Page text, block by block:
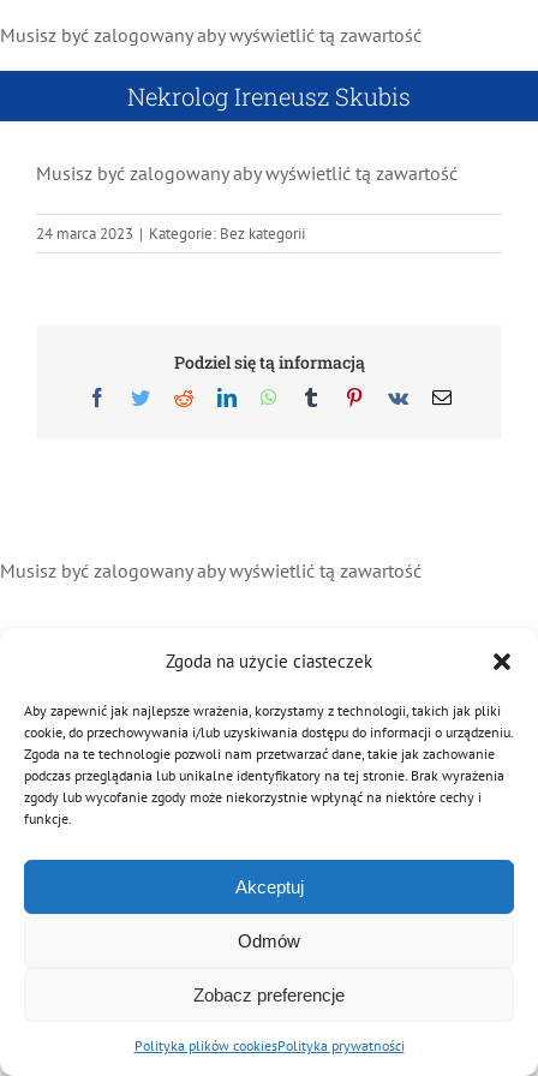
Zgoda na użycie ciasteczek
Aby zapewnić jak najlepsze wrażenia, korzystamy z technologii, takich jak pliki
cookie, do przechowywania i/lub uzyskiwania dostępu do informacji o urządzeniu.
Zgoda na te technologie pozwoli nam przetwarzać dane, takie jak zachowanie
podczas przeglądania lub unikalne identyfikatory na tej stronie. Brak wyrażenia
zgody lub wycofanie zgody może niekorzystnie wpłynąć na niektóre cechy i
funkcje.
Akceptuj
Odmów
Zobacz preferencje
Polityka plików cookiesPolityka prywatności
do
Musisz być zalogowany aby wyświetlić tą zawartość
Nekrolog Ireneusz Skubis
Musisz być zalogowany aby wyświetlić tą zawartość
24 marca 2023 | Kategorie: Bez kategorii
Podziel się tą informacją
Facebook
TwitterRedditLinkedInWhatsApp
TumblrPinterest
Vk Email
Musisz być zalogowany aby wyświetlić tą zawartość